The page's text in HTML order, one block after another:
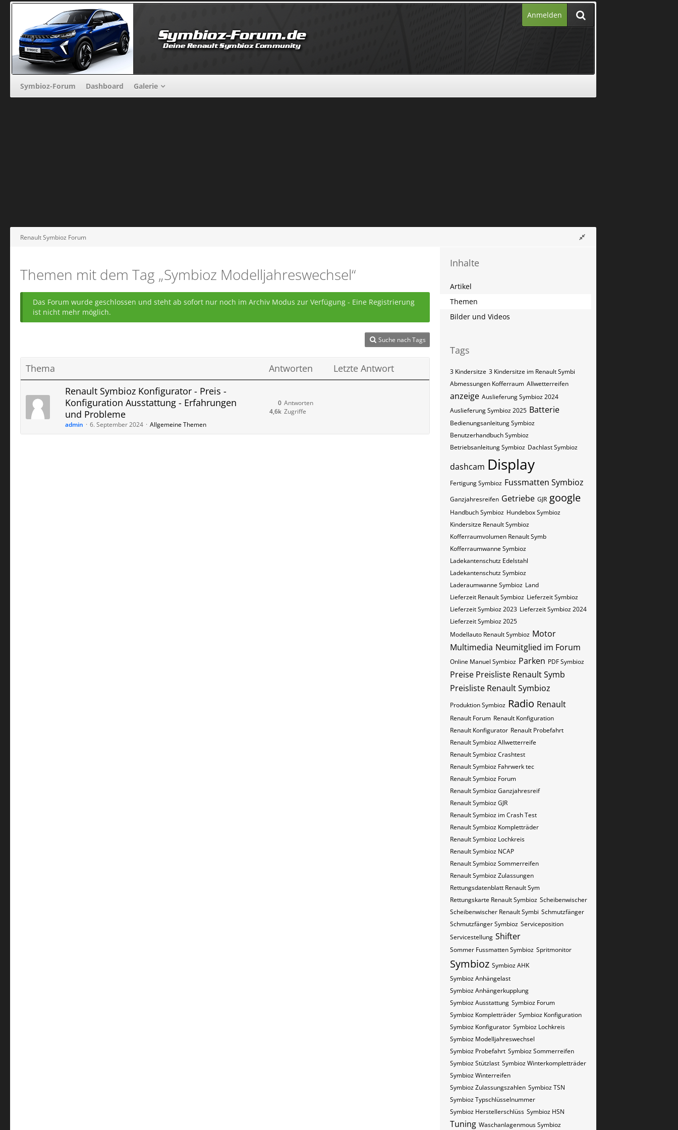
Anmelden
Symbioz-Forum Dashboard Galerie
Renault Symbioz Forum
Themen mit dem Tag „Symbioz Modelljahreswechsel“
Das Forum wurde geschlossen und steht ab sofort nur noch im Archiv Modus zur Verfügung - Eine Registrierung
ist nicht mehr möglich.
Suche nach Tags
Thema Antworten
Letzte Antwort
Renault Symbioz Konfigurator - Preis -
Konfiguration Ausstattung - Erfahrungen
und Probleme
admin 6. September 2024 Allgemeine Themen
Antworten
0
Zugriffe
4,6k
Inhalte
Artikel
Themen
Bilder und Videos
Tags
3 Kindersitze 3 Kindersitze im Renault Symbi
Abmessungen Kofferraum Allwetterreifen
anzeige Auslieferung Symbioz 2024
Auslieferung Symbioz 2025 Batterie
Bedienungsanleitung Symbioz
Benutzerhandbuch Symbioz
Betriebsanleitung Symbioz Dachlast Symbioz
dashcam Display
Fertigung Symbioz Fussmatten Symbioz
Ganzjahresreifen Getriebe GJR google
Handbuch Symbioz Hundebox Symbioz
Kindersitze Renault Symbioz
Kofferraumvolumen Renault Symb
Kofferraumwanne Symbioz
Ladekantenschutz Edelstahl
Ladekantenschutz Symbioz
Laderaumwanne Symbioz Land
Lieferzeit Renault Symbioz Lieferzeit Symbioz
Lieferzeit Symbioz 2023 Lieferzeit Symbioz 2024
Lieferzeit Symbioz 2025
Modellauto Renault Symbioz Motor
Multimedia Neumitglied im Forum
Online Manuel Symbioz Parken PDF Symbioz
Preise Preisliste Renault Symb
Preisliste Renault Symbioz
Produktion Symbioz Radio Renault
Renault Forum Renault Konfiguration
Renault Konfigurator Renault Probefahrt
Renault Symbioz Allwetterreife
Renault Symbioz Crashtest
Renault Symbioz Fahrwerk tec
Renault Symbioz Forum
Renault Symbioz Ganzjahresreif
Renault Symbioz GJR
Renault Symbioz im Crash Test
Renault Symbioz Kompletträder
Renault Symbioz Lochkreis
Renault Symbioz NCAP
Renault Symbioz Sommerreifen
Renault Symbioz Zulassungen
Rettungsdatenblatt Renault Sym
Rettungskarte Renault Symbioz Scheibenwischer
Scheibenwischer Renault​ Symbi Schmutzfänger
Schmutzfänger Symbioz Serviceposition
Servicestellung Shifter
Sommer Fussmatten Symbioz Spritmonitor
Symbioz Symbioz AHK
Symbioz Anhängelast
Symbioz Anhängerkupplung
Symbioz Ausstattung Symbioz Forum
Symbioz Kompletträder Symbioz Konfiguration
Symbioz Konfigurator Symbioz Lochkreis
Symbioz Modelljahreswechsel
Symbioz Probefahrt Symbioz Sommerreifen
Symbioz Stützlast Symbioz Winterkompletträder
Symbioz Winterreifen
Symbioz Zulassungszahlen Symbioz​​​​ TSN
Symbioz​​​​ Typschlüsselnummer
Symbioz​​​​​ Herstellerschlüss Symbioz​​​​​ HSN
Tuning Waschanlagenmous Symbioz